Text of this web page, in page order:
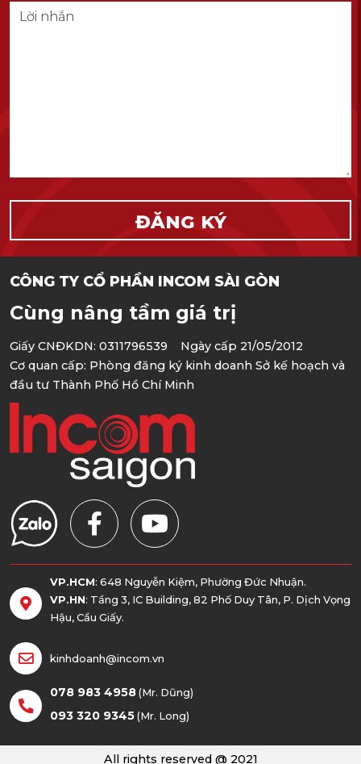
CÔNG TY CỔ PHẦN INCOM SÀI GÒN
Cùng nâng tầm giá trị
Giấy CNĐKDN: 0311796539 Ngày cấp 21/05/2012
Cơ quan cấp: Phòng đăng ký kinh doanh Sở kế hoạch và
đầu tư Thành Phố Hồ Chí Minh
VP.HCM: 648 Nguyễn Kiệm, Phường Đức Nhuận.
VP.HN: Tầng 3, IC Building, 82 Phố Duy Tân, P. Dịch Vọng
Hậu, Cầu Giấy.
kinhdoanh@incom.vn
078 983 4958(Mr. Dũng)
093 320 9345(Mr. Long)
All rights reserved @ 2021